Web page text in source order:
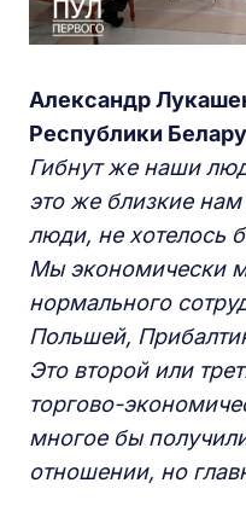
Александр
Республики
Гибнут же наши
это же близкие
люди, не хотелось
Мы экономически
нормального
Польшей,
Это второй или
торгово-
многое бы
отношении, но